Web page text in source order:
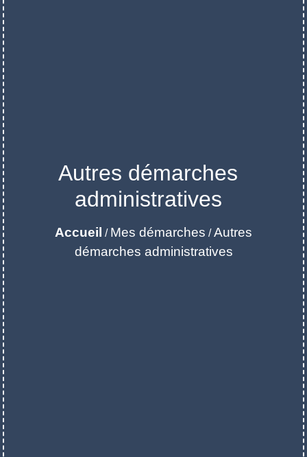
Autres démarches
administratives
Accueil / Mes démarches /Autres
démarches administratives